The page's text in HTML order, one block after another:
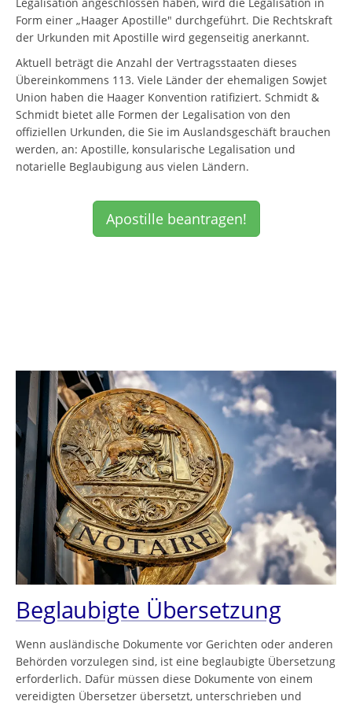
Form einer „Haager Apostille" durchgeführt. Die Rechtskraft
der Urkunden mit Apostille wird gegenseitig anerkannt.
Aktuell beträgt die Anzahl der Vertragsstaaten dieses
Übereinkommens 113. Viele Länder der ehemaligen Sowjet
Union haben die Haager Konvention ratifiziert. Schmidt &
Schmidt bietet alle Formen der Legalisation von den
offiziellen Urkunden, die Sie im Auslandsgeschäft brauchen
werden, an: Apostille, konsularische Legalisation und
notarielle Beglaubigung aus vielen Ländern.
Apostille beantragen!
Beglaubigte Übersetzung
Wenn ausländische Dokumente vor Gerichten oder anderen
Behörden vorzulegen sind, ist eine beglaubigte Übersetzung
erforderlich. Dafür müssen diese Dokumente von einem
vereidigten Übersetzer übersetzt, unterschrieben und